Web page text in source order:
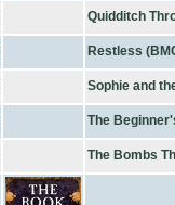
Quidditch
Restless
Sophie and
The
The Bombs